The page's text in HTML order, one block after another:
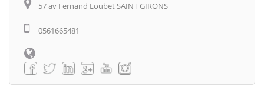
57 av Fernand Loubet SAINT GIRONS
0561665481